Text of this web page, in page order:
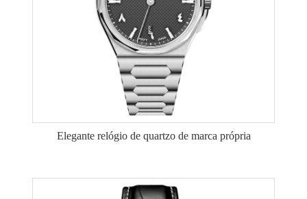
Elegante relógio de quartzo de marca própria